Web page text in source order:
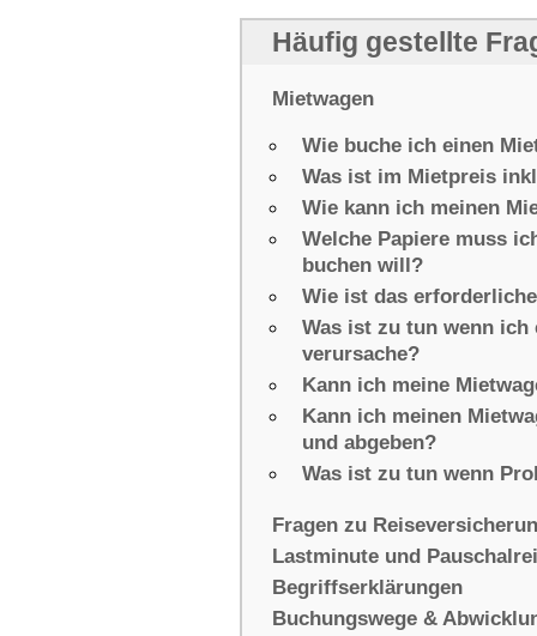
Häufig gestellte
Mietwagen
Wie buche ich einen
Was ist im Mietpreis
Wie kann ich meinen
Welche Papiere muss
buchen will?
Wie ist das
Was ist zu tun wenn
verursache?
Kann ich meine
Kann ich meinen
und abgeben?
Was ist zu tun wenn
Fragen zu
Lastminute und
Begriffserklärungen
Buchungswege &